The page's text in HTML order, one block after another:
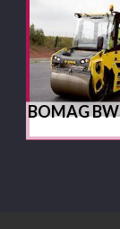
BOMAG